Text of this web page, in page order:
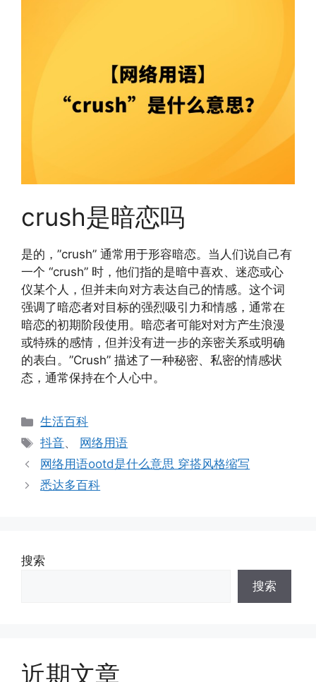
crush是暗恋吗
是的，”crush” 通常用于形容暗恋。当人们说自己有
一个 “crush” 时，他们指的是暗中喜欢、迷恋或心
仪某个人，但并未向对方表达自己的情感。这个词
强调了暗恋者对目标的强烈吸引力和情感，通常在
暗恋的初期阶段使用。暗恋者可能对对方产生浪漫
或特殊的感情，但并没有进一步的亲密关系或明确
的表白。”Crush” 描述了一种秘密、私密的情感状
态，通常保持在个人心中。
分
类
生活百科
标
签
抖音、 网络用语
网络用语ootd是什么意思 穿搭风格缩写
悉达多百科
搜索
搜索
近期文章